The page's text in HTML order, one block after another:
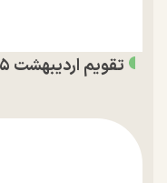
تقویم اردیبهشت ۱۴۰۵ و روز‌های تعطیل این ماه